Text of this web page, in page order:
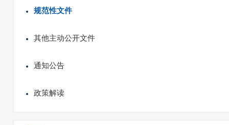
规范性文件
其他主动公开文件
通知公告
政策解读